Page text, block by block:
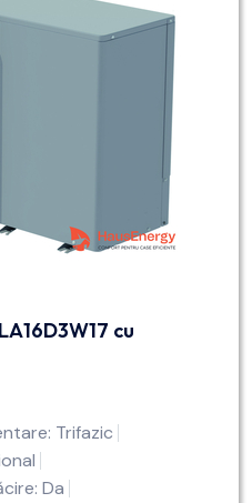
cu
Trifazic
Da